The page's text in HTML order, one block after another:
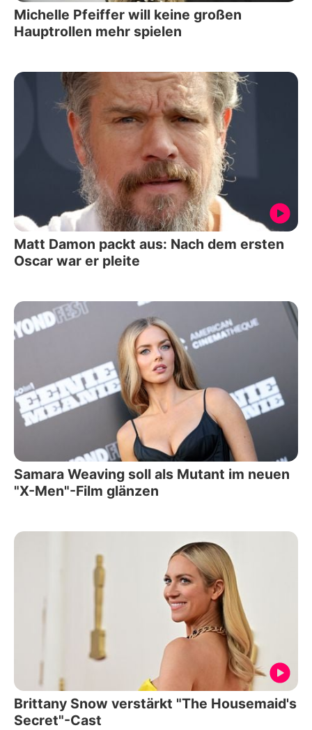
Michelle Pfeiffer will keine großen
Hauptrollen mehr spielen
Matt Damon packt aus: Nach dem ersten
Oscar war er pleite
Samara Weaving soll als Mutant im neuen
"X-Men"-Film glänzen
Brittany Snow verstärkt "The Housemaid's
Secret"-Cast